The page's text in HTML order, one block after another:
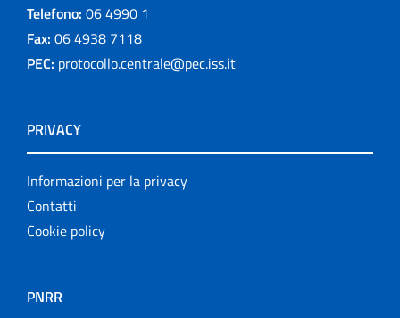
Telefono: 06 4990 1
Fax: 06 4938 7118
PEC: protocollo.centrale@pec.iss.it
PRIVACY
Informazioni per la privacy
Contatti
Cookie policy
PNRR